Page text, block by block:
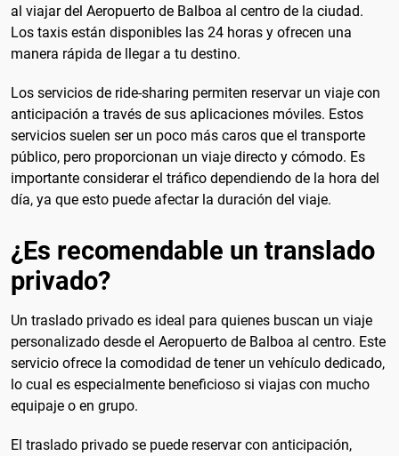
al viajar del Aeropuerto de Balboa al centro de la ciudad.
Los taxis están disponibles las 24 horas y ofrecen una
manera rápida de llegar a tu destino.
Los servicios de ride-sharing permiten reservar un viaje con
anticipación a través de sus aplicaciones móviles. Estos
servicios suelen ser un poco más caros que el transporte
público, pero proporcionan un viaje directo y cómodo. Es
importante considerar el tráfico dependiendo de la hora del
día, ya que esto puede afectar la duración del viaje.
¿Es recomendable un translado
privado?
Un traslado privado es ideal para quienes buscan un viaje
personalizado desde el Aeropuerto de Balboa al centro. Este
servicio ofrece la comodidad de tener un vehículo dedicado,
lo cual es especialmente beneficioso si viajas con mucho
equipaje o en grupo.
El traslado privado se puede reservar con anticipación,